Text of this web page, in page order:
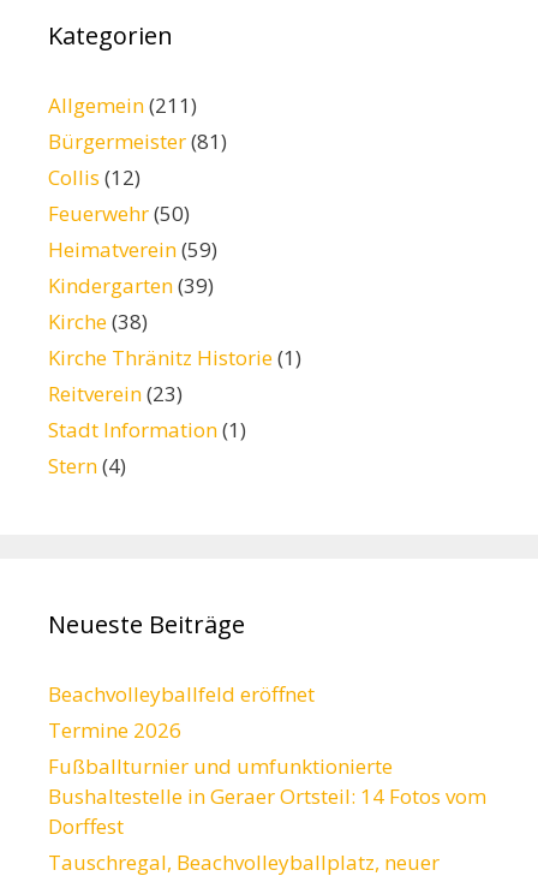
Kategorien
Allgemein(211)
Bürgermeister(81)
Collis (12)
Feuerwehr(50)
Heimatverein(59)
Kindergarten(39)
Kirche(38)
Kirche Thränitz Historie(1)
Reitverein(23)
Stadt Information(1)
Stern(4)
Neueste Beiträge
Beachvolleyballfeld eröffnet
Termine 2026
Fußballturnier und umfunktionierte
Bushaltestelle in Geraer Ortsteil: 14 Fotos vom
Dorffest
Tauschregal, Beachvolleyballplatz, neuer